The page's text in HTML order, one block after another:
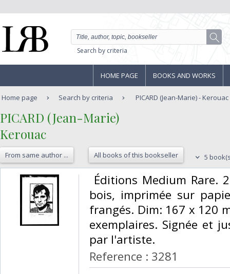
Search by criteria
HOME PAGE BOOKS AND WORKS
Home page Search by criteria PICARD (Jean-Marie) - Kerouac
‎PICARD (Jean-Marie)‎
‎Kerouac‎
From same author ... All books of this bookseller 5
Éditions Medium Rare.
bois, imprimée sur
frangés. Dim: 167 x 120
exemplaires. Signée et
par l'artiste.‎
Reference : 3281